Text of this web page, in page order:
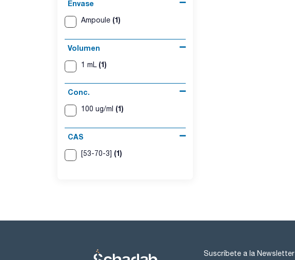
Envase
Ampoule (1)
Volumen
1 mL (1)
Conc.
100 ug/ml (1)
CAS
[53-70-3] (1)
Suscríbete a la Newsletter